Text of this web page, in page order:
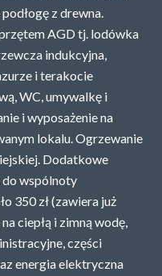
z drewna.
AGD tj. lodówka
indukcyjna,
i terakocie
WC, umywalkę i
i wyposażenie na
lokalu. Ogrzewanie
Dodatkowe
wspólnoty
350 zł (zawiera już
ciepłą i zimną wodę,
części
energia elektryczna